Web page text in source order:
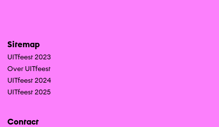
Sitemap
UITfeest 2023
Over UITfeest
UITfeest 2024
UITfeest 2025
Contact